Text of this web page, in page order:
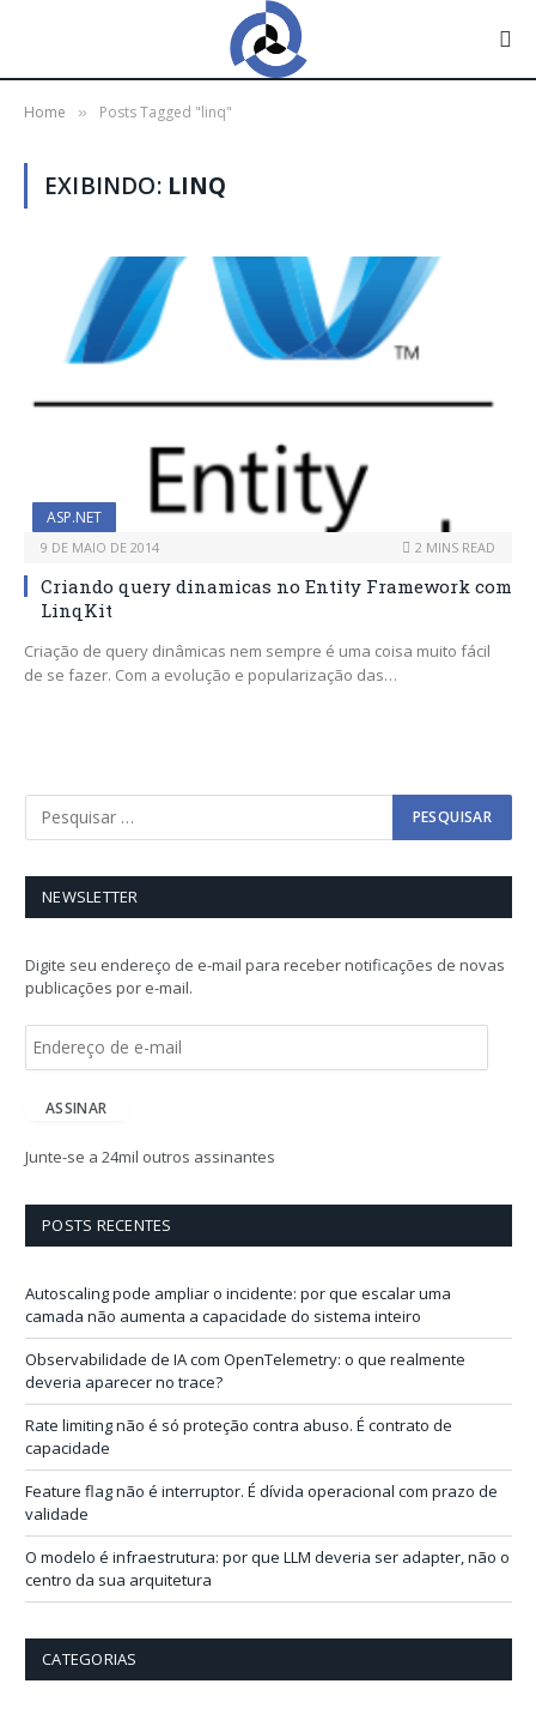
Home » Posts Tagged "linq"
EXIBINDO: LINQ
ASP.NET
9 DE MAIO DE 2014 2 MINS READ
Criando query dinamicas no Entity Framework com
LinqKit
Criação de query dinâmicas nem sempre é uma coisa muito fácil
de se fazer. Com a evolução e popularização das…
NEWSLETTER
Digite seu endereço de e-mail para receber notificações de novas
publicações por e-mail.
e
ç
i
ASSINAR
Junte-se a 24mil outros assinantes
POSTS RECENTES
Autoscaling pode ampliar o incidente: por que escalar uma
camada não aumenta a capacidade do sistema inteiro
Observabilidade de IA com OpenTelemetry: o que realmente
deveria aparecer no trace?
Rate limiting não é só proteção contra abuso. É contrato de
capacidade
Feature flag não é interruptor. É dívida operacional com prazo de
validade
O modelo é infraestrutura: por que LLM deveria ser adapter, não o
centro da sua arquitetura
CATEGORIAS